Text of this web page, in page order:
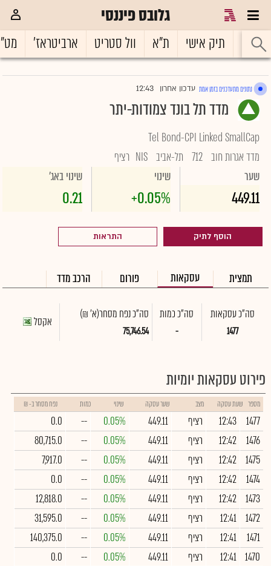
גלובס פיננסי
ראשי תיק אישי ת"א וול סטריט ארביטראז'
נתונים מתעדכנים בזמן אמת |עדכון אחרון 12:43
מדד תל בונד צמודות-יתר
Tel Bond-CPI Linked SmallCap
מדד אגרות חוב 712 תל-אביב NIS רציף
שער
449.11
שינוי
+0.05%
שינוי באג'
0.21
הוסף לתיק התראות
תמצית עסקאות פורום הרכב מדד
סה"כ עסקאות
1477
סה"כ כמות
-
סה"כ נפח מסחר(א' ₪)
75,746.54
אקסל
פירוט עסקאות יומיות
מספר שעת עסקה מצב שער עסקה שינוי כמות נפח מסחר ב- ₪
1477
12:43 רציף 449.11
0.05%
--
0.0
1476
12:42 רציף 449.11
0.05%
--
80,715.0
1475
12:42 רציף 449.11
0.05%
--
7,917.0
1474
12:42 רציף 449.11
0.05%
--
0.0
1473
12:42 רציף 449.11
0.05%
--
12,818.0
1472
12:41 רציף 449.11
0.05%
--
31,595.0
1471
12:41 רציף 449.11
0.05%
--
140,375.0
1470
12:41 רציף 449.11
0.05%
--
0.0